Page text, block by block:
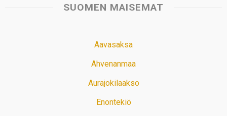
SUOMEN MAISEMAT
Aavasaksa
Ahvenanmaa
Aurajokilaakso
Enontekiö